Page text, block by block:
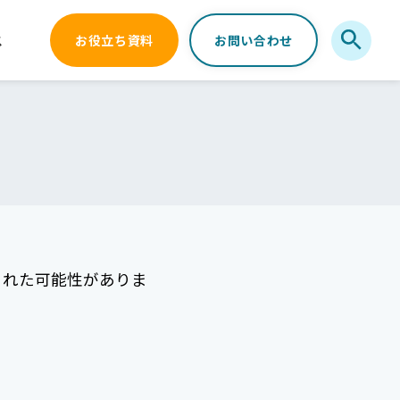
お役立ち資料 お問い合わせ
た可能性がありま